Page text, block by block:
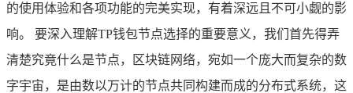
的使用体验和各项功能的完美实现，有着深远且不可小觑的影
响。 要深入理解TP钱包节点选择的重要意义，我们首先得弄
清楚究竟什么是节点，区块链网络，宛如一个庞大而复杂的数
字宇宙，是由数以万计的节点共同构建而成的分布式系统，这